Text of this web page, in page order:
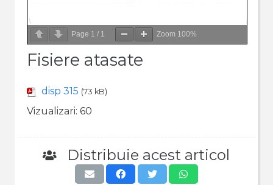
Page 1 / 1 Zoom 100%
Fisiere atasate
disp 315 (73 kB)
Vizualizari: 60
Distribuie acest articol